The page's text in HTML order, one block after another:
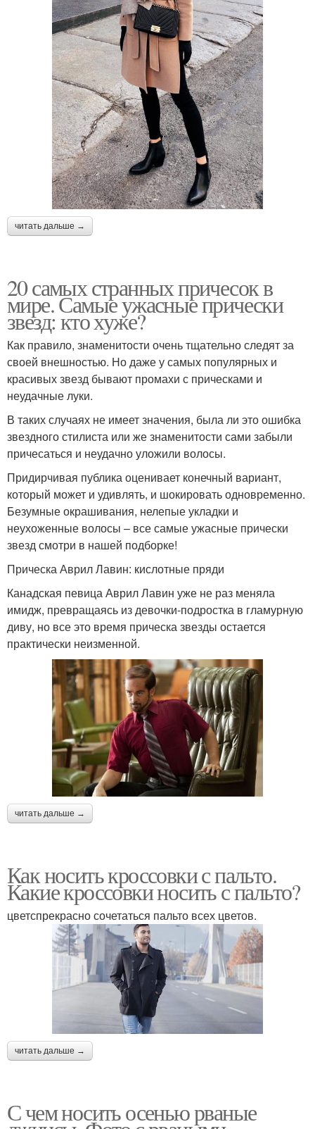
читать дальше →
20 самых странных причесок в
мире. Самые ужасные прически
звезд: кто хуже?
Как правило, знаменитости очень тщательно следят за
своей внешностью. Но даже у самых популярных и
красивых звезд бывают промахи с прическами и
неудачные луки.
В таких случаях не имеет значения, была ли это ошибка
звездного стилиста или же знаменитости сами забыли
причесаться и неудачно уложили волосы.
Придирчивая публика оценивает конечный вариант,
который может и удивлять, и шокировать одновременно.
Безумные окрашивания, нелепые укладки и
неухоженные волосы – все самые ужасные прически
звезд смотри в нашей подборке!
Прическа Аврил Лавин: кислотные пряди
Канадская певица Аврил Лавин уже не раз меняла
имидж, превращаясь из девочки-подростка в гламурную
диву, но все это время прическа звезды остается
практически неизменной.
читать дальше →
Как носить кроссовки с пальто.
Какие кроссовки носить с пальто?
цветспрекрасно сочетаться пальто всех цветов.
читать дальше →
С чем носить осенью рваные